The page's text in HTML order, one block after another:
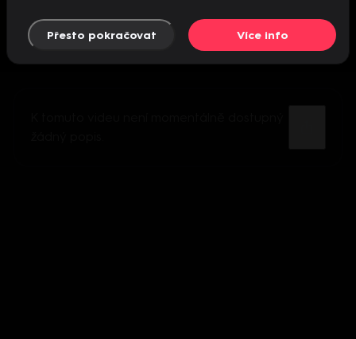
Přesto pokračovat Více info